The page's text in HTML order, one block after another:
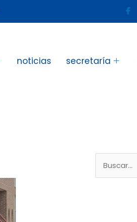
noticias secretaría